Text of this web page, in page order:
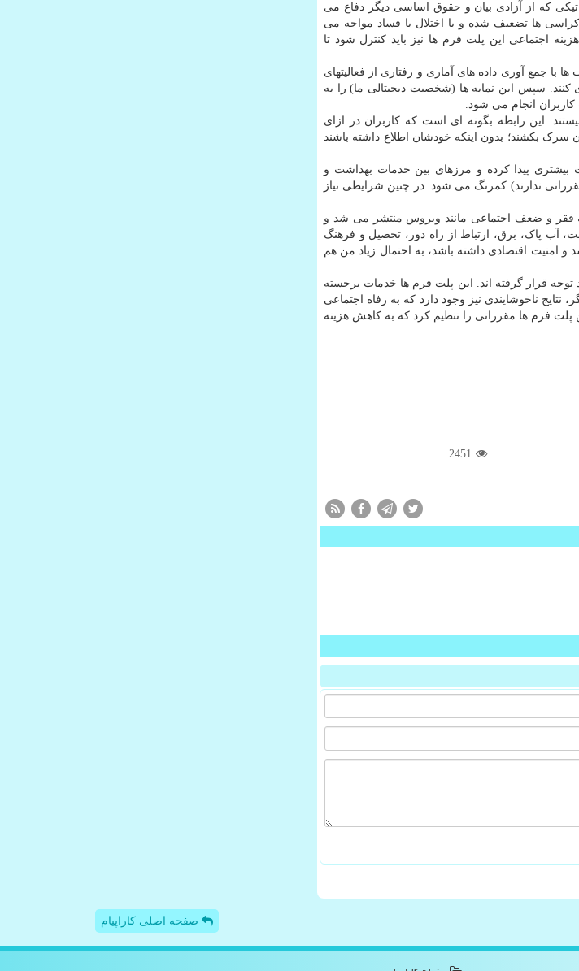
که از آزادی بیان و حقوق اساسی دیگر دفاع می
ها تضعیف شده و با اختلال یا فساد مواجه می
اجتماعی این پلت فرم ها نیز باید کنترل شود تا
جمع آوری داده های آماری و رفتاری از فعالیتهای
سپس این نمایه ها (شخصیت دیجیتالی ما) را به
انجام می شود.
این رابطه بگونه ای است که کاربران در ازای
بکشند؛ بدون اینکه خودشان اطلاع داشته باشند
پیدا کرده و مرزهای بین خدمات بهداشت و
ندارند) کمرنگ می شود. در چنین شرایطی نیاز
فقر و ضعف اجتماعی مانند ویروس منتشر می شد و
آب پاک، برق، ارتباط از راه دور، تحصیل و فرهنگ
امنیت اقتصادی داشته باشد، به احتمال زیاد من هم
قرار گرفته اند. این پلت فرم ها خدمات برجسته
نتایج ناخوشایندی نیز وجود دارد که به رفاه اجتماعی
فرم ها مقرراتی را تنظیم کرد که به کاهش هزینه
2451
صفحه اصلی کاراپیام